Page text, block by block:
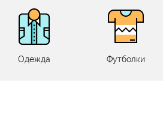
Одежда Футболки